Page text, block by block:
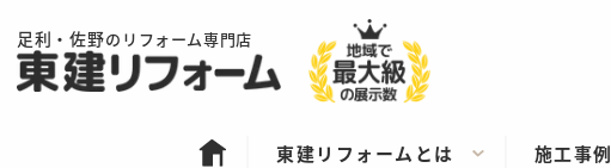
足利・佐野のリフォーム専門店
東建リフォームとは 施工事例